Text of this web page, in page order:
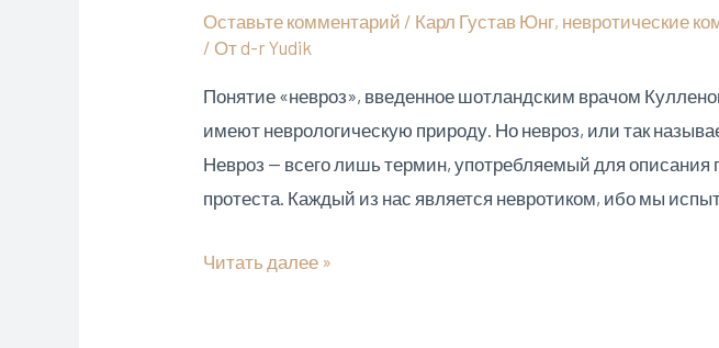
Оставьте комментарий / Карл Густав Юнг, невротические
/ Отd-r Yudik
Понятие «невроз», введенное шотландским врачом
имеют неврологическую природу. Но невроз, или так
Невроз — всего лишь термин, употребляемый для
протеста. Каждый из нас является невротиком, ибо мы
Невроз
Читать далее »